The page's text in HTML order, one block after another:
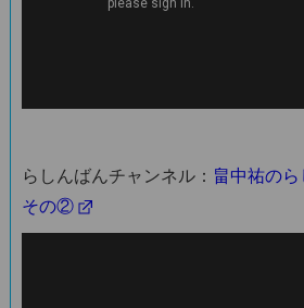
らしんばんチャンネル： 畠中祐の
その②